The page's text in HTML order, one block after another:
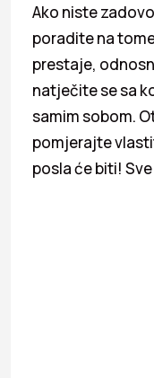
Ako niste
poradite na
prestaje,
natječite se sa
samim sobom.
pomjerajte
posla će biti!